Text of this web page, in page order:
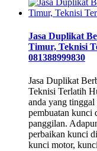
Jasa Duplikat
Timur, Teknisi
081388999830
Jasa Duplikat
Teknisi Terlatih
anda yang
pembuatan kunci
panggilan.
perbaikan kunci
kunci motor,